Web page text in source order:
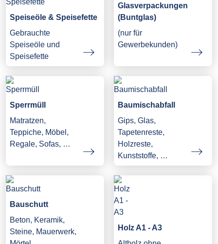
Speiseöle & Speisefette
Gebrauchte
Speiseöle und
Speisefette
Glasverpackungen
(Buntglas)
(nur für
Gewerbekunden)
Sperrmüll
Matratzen,
Teppiche, Möbel,
Regale, Sofas, …
Baumischabfall
Gips, Glas,
Tapetenreste,
Holzreste,
Kunststoffe, …
Bauschutt
Beton, Keramik,
Steine, Mauerwerk,
Holz A1 - A3